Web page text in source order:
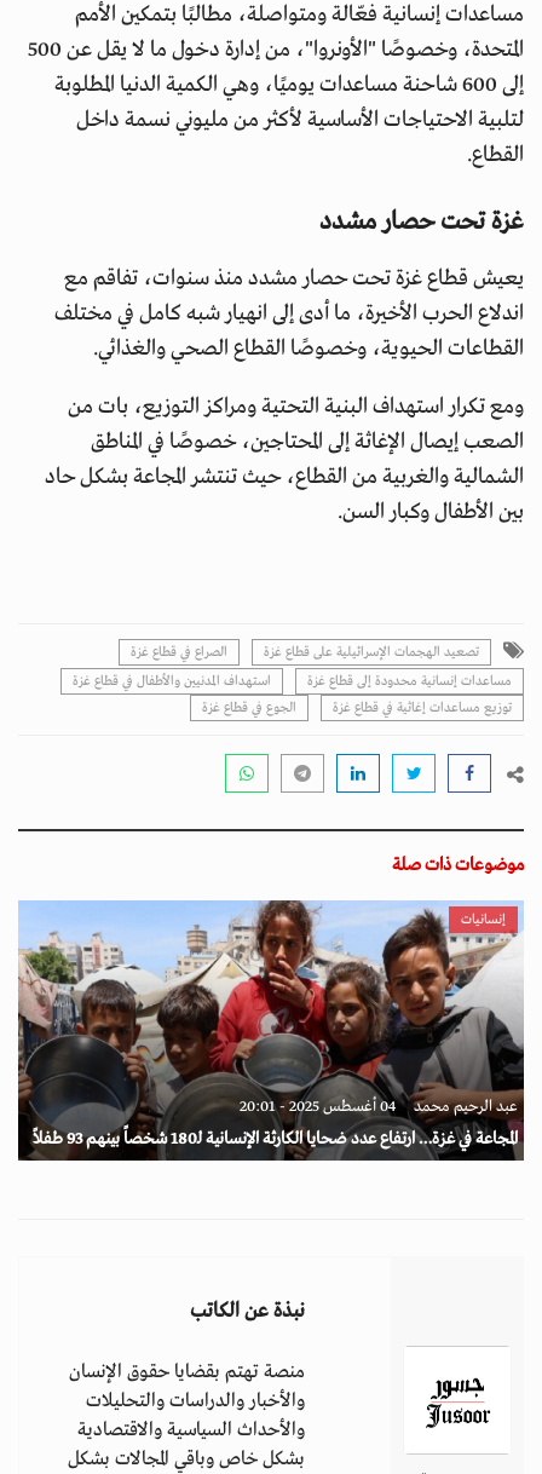
مساعدات إنسانية فعّالة ومتواصلة، مطالبًا بتمكين الأمم
المتحدة، وخصوصًا "الأونروا"، من إدارة دخول ما لا يقل عن 500
إلى 600 شاحنة مساعدات يوميًا، وهي الكمية الدنيا المطلوبة
لتلبية الاحتياجات الأساسية لأكثر من مليوني نسمة داخل
القطاع.
غزة تحت حصار مشدد
يعيش قطاع غزة تحت حصار مشدد منذ سنوات، تفاقم مع
اندلاع الحرب الأخيرة، ما أدى إلى انهيار شبه كامل في مختلف
القطاعات الحيوية، وخصوصًا القطاع الصحي والغذائي.
ومع تكرار استهداف البنية التحتية ومراكز التوزيع، بات من
الصعب إيصال الإغاثة إلى المحتاجين، خصوصًا في المناطق
الشمالية والغربية من القطاع، حيث تنتشر المجاعة بشكل حاد
بين الأطفال وكبار السن.
تصعيد الهجمات الإسرائيلية على قطاع غزة
الصراع في قطاع غزة
مساعدات إنسانية محدودة إلى قطاع غزة
استهداف المدنيين والأطفال في قطاع غزة
توزيع مساعدات إغاثية في قطاع غزة
الجوع في قطاع غزة
موضوعات ذات صلة
إنسانيات
عبد الرحيم محمد 04 أغسطس 2025 - 20:01
المجاعة في غزة… ارتفاع عدد ضحايا الكارثة الإنسانية لـ180 شخصاً بينهم 93 طفلاً
نبذة عن الكاتب
منصة تهتم بقضايا حقوق الإنسان
والأخبار والدراسات والتحليلات
والأحداث السياسية والاقتصادية
بشكل خاص وباقي المجالات بشكل